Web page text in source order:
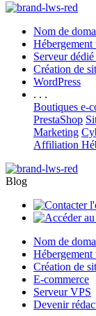
Nom de
Hébergement
Serveur
Création de
WordPress
. . .
Boutiques e-
PrestaShop
Marketing
Affiliation
Blog
Nom de
Hébergement
Création de
E-commerce
Serveur VPS
Devenir